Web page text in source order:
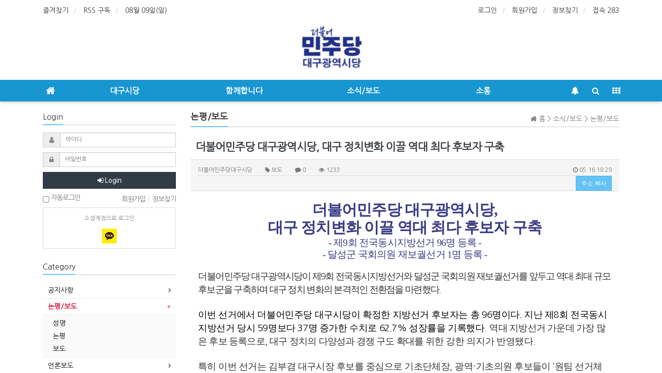
즐겨찾기 RSS 구독 08월 09일(일) 로그인 회원가입 정보찾기 접속 283
대구시당 함께합니다 소식/보도 소통
홈 > 소식/보도 > 논평/보도
논평/보도
더불어민주당 대구광역시당, 대구 정치변화 이끌 역대 최다 후보자 구축
더불어민주당대구시당 보도 0 1233 05.16 18:29
주소 복사
더불어민주당 대구광역시당,
대구 정치변화 이끌 역대 최다 후보자 구축
-제9회 전국동시지방선거 96명 등록-
- 달성군 국회의원 재보궐선거 1명 등록-
더불어민주당 대구광역시당이 제9회 전국동시지방선거와 달성군 국회의원 재보궐선거를 앞두고 역대 최대 규모
후보군을 구축하며 대구 정치 변화의 본격적인 전환점을 마련했다.
이번 선거에서 더불어민주당 대구시당이 확정한 지방선거 후보자는 총 96명이다. 지난 제8회 전국동시
지방선거 당시 59명보다37명 증가한 수치로 62.7% 성장률을 기록했다. 역대 지방선거 가운데 가장 많
은 후보 등록으로 대구 정치의 다양성과 경쟁 구도 확대를 위한 강한 의지가 반영됐다.
특히 이번 선거는 김부겸 대구시장 후보를 중심으로 기초단체장, 광역 ·기초의원 후보들이 ‘원팀 선거체
Login
Login
자동로그인 회원가입 정보찾기
소셜계정으로 로그인
Category
공지사항
논평/보도
성명
논평
보도
언론보도